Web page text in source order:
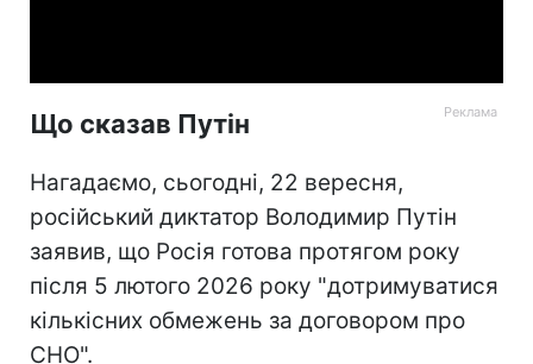
Що сказав Путін
Нагадаємо, сьогодні, 22 вересня,
російський диктатор Володимир Путін
заявив, що Росія готова протягом року
після 5 лютого 2026 року "дотримуватися
кількісних обмежень за договором про
СНО".